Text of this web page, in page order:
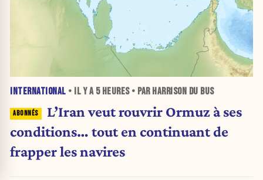
INTERNATIONAL • IL Y A 5 HEURES• PAR HARRISON DU BUS
L’Iran veut rouvrir Ormuz à ses
conditions… tout en continuant de
frapper les navires